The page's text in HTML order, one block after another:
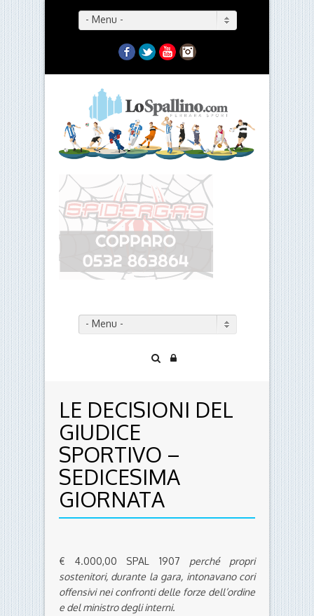
- Menu -
Facebook
TwitterYouTubeInstagram
- Menu -
LE DECISIONI DEL
GIUDICE
SPORTIVO –
SEDICESIMA
GIORNATA
€ 4.000,00 SPAL 1907 perché propri
sostenitori, durante la gara, intonavano cori
offensivi nei confronti delle forze dell’ordine
e del ministro degli interni.